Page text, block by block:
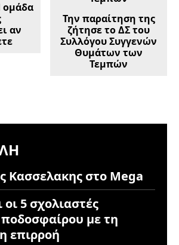
ομάδα
αν
Την παραίτηση της
ζήτησε το ΔΣ του
Συλλόγου Συγγενών
Θυμάτων των
Τεμπών
Κασσελακης στο Mega
οι 5 σχολιαστές
με τη
επιρροή